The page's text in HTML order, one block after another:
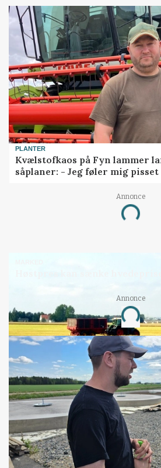
PLANTER
Kvælstofkaos på Fyn lammer
såplaner: - Jeg føler mig pisset
Annonce
Loading...
Annonce
Loading...